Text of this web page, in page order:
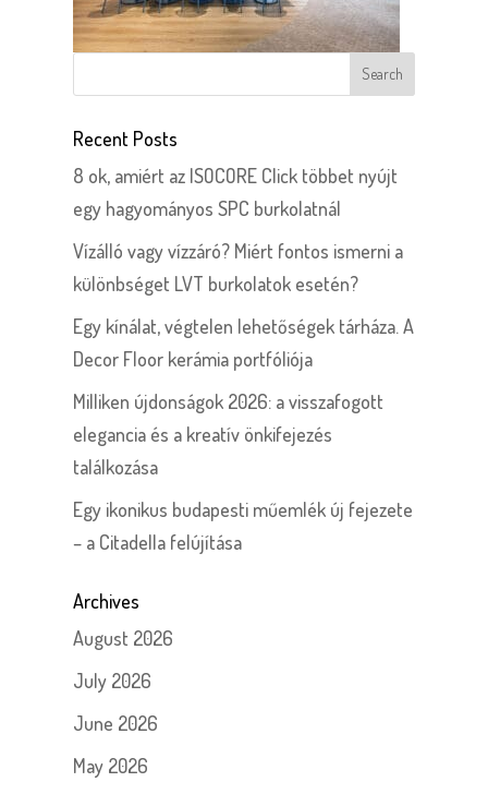
Recent Posts
8 ok, amiért az ISOCORE Click többet nyújt
egy hagyományos SPC burkolatnál
Vízálló vagy vízzáró? Miért fontos ismerni a
különbséget LVT burkolatok esetén?
Egy kínálat, végtelen lehetőségek tárháza. A
Decor Floor kerámia portfóliója
Milliken újdonságok 2026: a visszafogott
elegancia és a kreatív önkifejezés
találkozása
Egy ikonikus budapesti műemlék új fejezete
– a Citadella felújítása
Archives
August 2026
July 2026
June 2026
May 2026